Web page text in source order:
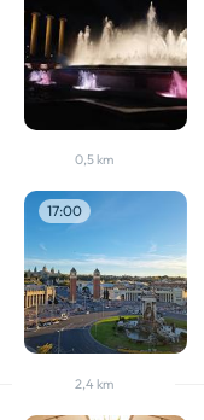
0,5 km
17:00
2,4 km